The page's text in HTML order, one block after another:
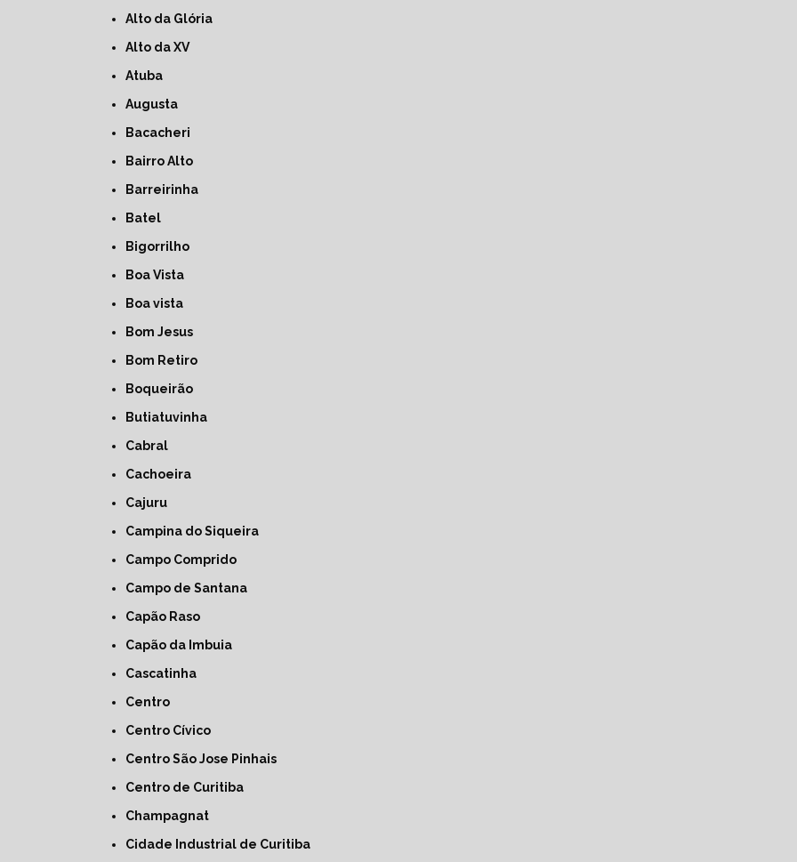
Alto da Glória
Alto da XV
Atuba
Augusta
Bacacheri
Bairro Alto
Barreirinha
Batel
Bigorrilho
Boa Vista
Boa vista
Bom Jesus
Bom Retiro
Boqueirão
Butiatuvinha
Cabral
Cachoeira
Cajuru
Campina do Siqueira
Campo Comprido
Campo de Santana
Capão Raso
Capão da Imbuia
Cascatinha
Centro
Centro Cívico
Centro São Jose Pinhais
Centro de Curitiba
Champagnat
Cidade Industrial de Curitiba